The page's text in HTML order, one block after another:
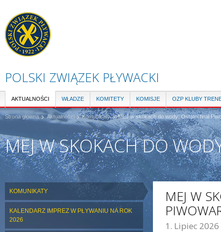
POLSKI ZWIĄZEK PŁYWACKI
AKTUALNOŚCI WŁADZE KOMITETY KOMISJE OZP KLUBY
Strona główna Aktualności Komunikaty MEJ w skokach do wody: Ostatni finał
MEJ W SKOKACH DO
KOMUNIKATY
KALENDARZ IMPREZ W PŁYWANIU NA ROK
2026
MEJ W
1. Lipiec